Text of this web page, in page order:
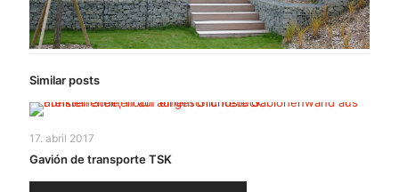
Similar posts
17. abril 2017
Gavión de transporte TSK